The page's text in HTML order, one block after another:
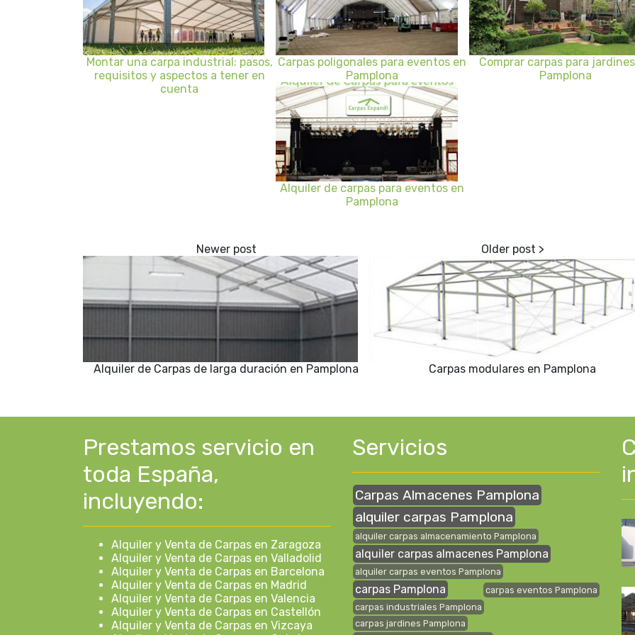
Montar una carpa industrial: pasos,
requisitos y aspectos a tener en
cuenta
Carpas poligonales para eventos en
Pamplona
Comprar carpas para
Pamplona
Alquiler de carpas para eventos en
Pamplona
Alquiler de Carpas de larga duración en Pamplona Carpas modulares en Pamplona
Prestamos servicio en
toda España,
incluyendo:
Alquiler y Venta de Carpas en Zaragoza
Alquiler y Venta de Carpas en Valladolid
Alquiler y Venta de Carpas en Barcelona
Alquiler y Venta de Carpas en Madrid
Alquiler y Venta de Carpas en Valencia
Alquiler y Venta de Carpas en Castellón
Alquiler y Venta de Carpas en Vizcaya
Servicios
Carpas Almacenes Pamplona
alquiler carpas Pamplona
alquiler carpas almacenamiento Pamplona
alquiler carpas almacenes Pamplona
alquiler carpas eventos Pamplona
carpas Pamplona
carpas eventos Pamplona
carpas industriales Pamplona
carpas jardines Pamplona